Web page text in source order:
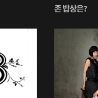
존 밥상은?
중